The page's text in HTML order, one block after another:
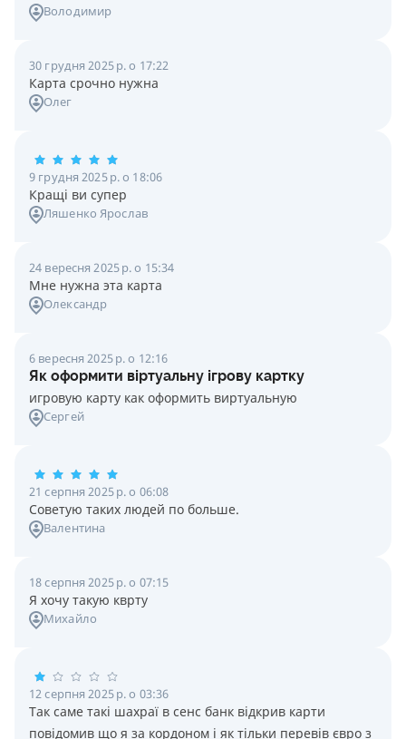
Володимир
30 грудня 2025 р. о 17:22
Карта срочно нужна
Олег
9 грудня 2025 р. о 18:06
Кращі ви супер
Ляшенко Ярослав
24 вересня 2025 р. о 15:34
Мне нужна эта карта
Олександр
6 вересня 2025 р. о 12:16
Як оформити віртуальну ігрову картку
игровую карту как оформить виртуальную
Сергей
21 серпня 2025 р. о 06:08
Советую таких людей по больше.
Валентина
18 серпня 2025 р. о 07:15
Я хочу такую кврту
Михайло
12 серпня 2025 р. о 03:36
Так саме такі шахраї в сенс банк відкрив карти
повідомив що я за кордоном і як тільки перевів євро з